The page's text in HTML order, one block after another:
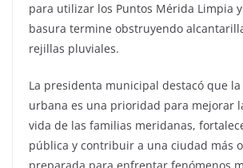
para utilizar los Puntos Mérida Limpia
basura termine obstruyendo
rejillas pluviales.
La presidenta municipal destacó que
urbana es una prioridad para mejorar
vida de las familias meridanas,
pública y contribuir a una ciudad más